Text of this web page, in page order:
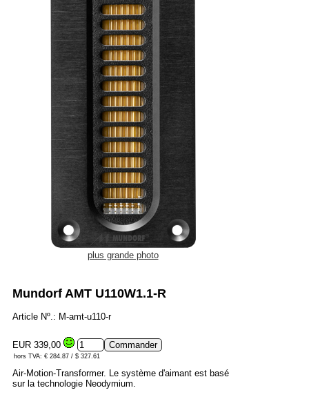
plus grande photo
Mundorf AMT U110W1.1-R
Article Nº.: M-amt-u110-r
EUR 339,00
hors TVA: € 284.87 / $ 327.61
Air-Motion-Transformer. Le système d'aimant est basé
sur la technologie Neodymium.